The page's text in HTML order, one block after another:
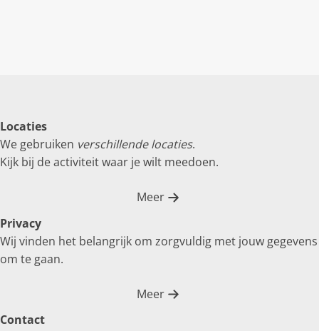
Locaties
We gebruiken verschillende locaties.
Kijk bij de activiteit waar je wilt meedoen.
Meer
Privacy
Wij vinden het belangrijk om zorgvuldig met jouw gegevens
om te gaan.
Meer
Contact